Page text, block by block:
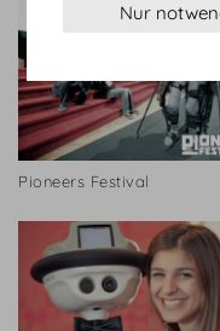
Pioneers Festival
Nur